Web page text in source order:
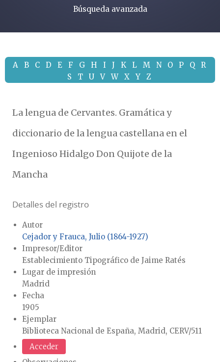
Búsqueda avanzada
A B C D E F G H I J K L M N O P Q
R
S
T U V W X Y Z
La lengua de Cervantes. Gramática y
diccionario de la lengua castellana en el
Ingenioso Hidalgo Don Quijote de la
Mancha
Detalles del registro
Autor
Cejador y Frauca, Julio (1864-1927)
Impresor/Editor
Establecimiento Tipográfico de Jaime Ratés
Lugar de impresión
Madrid
Fecha
1905
Ejemplar
Biblioteca Nacional de España, Madrid, CERV/511
Acceder